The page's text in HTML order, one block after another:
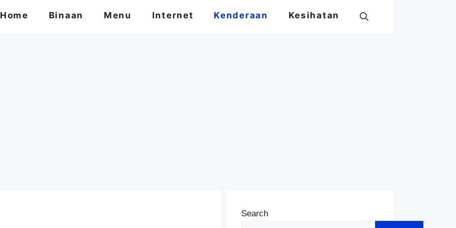
Home Binaan Menu Internet Kenderaan Kesihatan
Search